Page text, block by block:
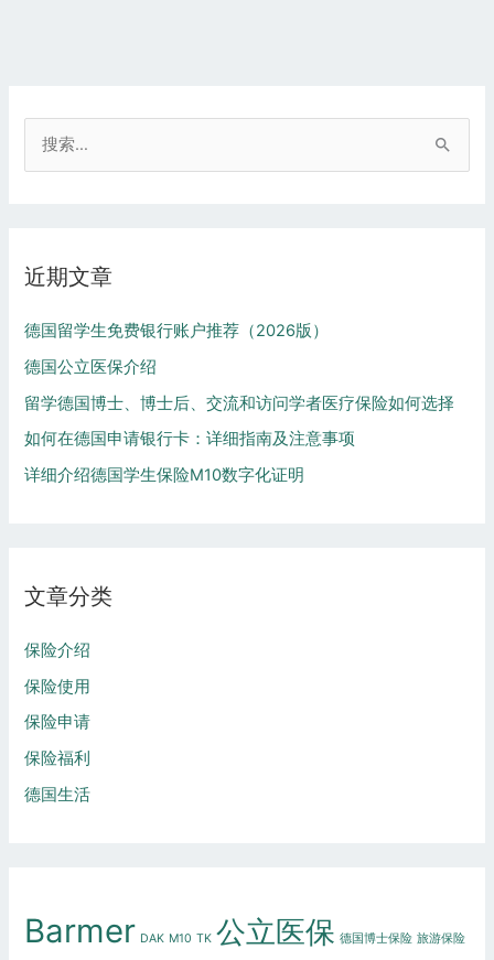
近期文章
德国留学生免费银行账户推荐（2026版）
德国公立医保介绍
留学德国博士、博士后、交流和访问学者医疗保险如何选择
如何在德国申请银行卡：详细指南及注意事项
详细介绍德国学生保险M10数字化证明
文章分类
保险介绍
保险使用
保险申请
保险福利
德国生活
Barmer DAK M10 TK 公立医保 德国博士保险 旅游保险